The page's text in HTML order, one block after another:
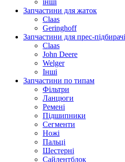
інші
Запчастини для жаток
Claas
Geringhoff
Запчастини для прес-
Claas
John Deere
Welger
Інші
Запчастини по типам
Фільтри
Ланцюги
Ремені
Підшипники
Сегменти
Ножі
Пальці
Шестерні
Сайлентблок